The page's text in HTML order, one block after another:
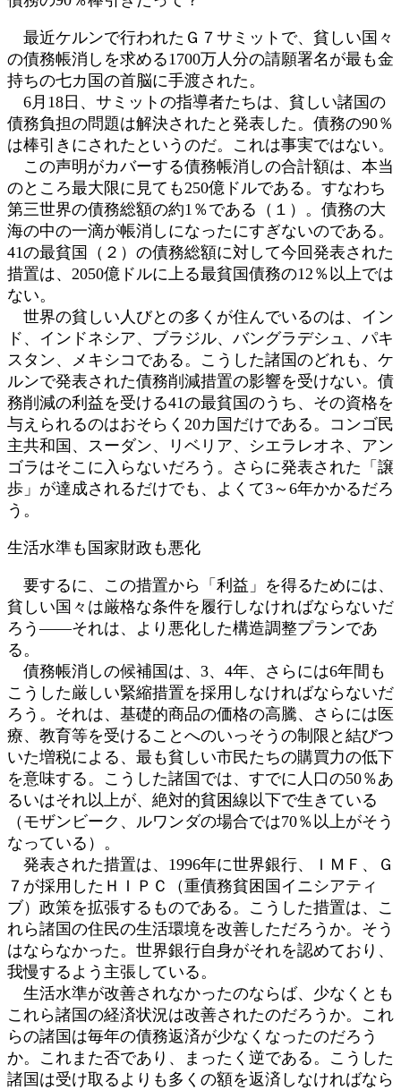
最近ケルンで行われたＧ７サミットで、貧しい国々
の債務帳消しを求める1700万人分の請願署名が最も金
持ちの七カ国の首脳に手渡された。
6月18日、サミットの指導者たちは、貧しい諸国の
債務負担の問題は解決されたと発表した。債務の90％
は棒引きにされたというのだ。これは事実ではない。
この声明がカバーする債務帳消しの合計額は、本当
のところ最大限に見ても250億ドルである。すなわち
第三世界の債務総額の約1％である（１）。債務の大
海の中の一滴が帳消しになったにすぎないのである。
41の最貧国（２）の債務総額に対して今回発表された
措置は、2050億ドルに上る最貧国債務の12％以上では
ない。
世界の貧しい人びとの多くが住んでいるのは、イン
ド、インドネシア、ブラジル、バングラデシュ、パキ
スタン、メキシコである。こうした諸国のどれも、ケ
ルンで発表された債務削減措置の影響を受けない。債
務削減の利益を受ける41の最貧国のうち、その資格を
与えられるのはおそらく20カ国だけである。コンゴ民
主共和国、スーダン、リベリア、シエラレオネ、アン
ゴラはそこに入らないだろう。さらに発表された「譲
歩」が達成されるだけでも、よくて3～6年かかるだろ
う。
生活水準も国家財政も悪化
要するに、この措置から「利益」を得るためには、
貧しい国々は厳格な条件を履行しなければならないだ
ろう――それは、より悪化した構造調整プランであ
る。
債務帳消しの候補国は、3、4年、さらには6年間も
こうした厳しい緊縮措置を採用しなければならないだ
ろう。それは、基礎的商品の価格の高騰、さらには医
療、教育等を受けることへのいっそうの制限と結びつ
いた増税による、最も貧しい市民たちの購買力の低下
を意味する。こうした諸国では、すでに人口の50％あ
るいはそれ以上が、絶対的貧困線以下で生きている
（モザンビーク、ルワンダの場合では70％以上がそう
なっている）。
発表された措置は、1996年に世界銀行、ＩＭＦ、Ｇ
７が採用したＨＩＰＣ（重債務貧困国イニシアティ
ブ）政策を拡張するものである。こうした措置は、こ
れら諸国の住民の生活環境を改善しただろうか。そう
はならなかった。世界銀行自身がそれを認めており、
我慢するよう主張している。
生活水準が改善されなかったのならば、少なくとも
これら諸国の経済状況は改善されたのだろうか。これ
らの諸国は毎年の債務返済が少なくなったのだろう
か。これまた否であり、まったく逆である。こうした
諸国は受け取るよりも多くの額を返済しなければなら